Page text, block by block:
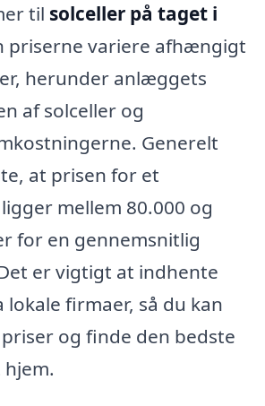
til solceller på taget i
priserne variere afhængigt
herunder anlæggets
af solceller og
Generelt
at prisen for et
mellem 80.000 og
for en gennemsnitlig
er vigtigt at indhente
firmaer, så du kan
og finde den bedste